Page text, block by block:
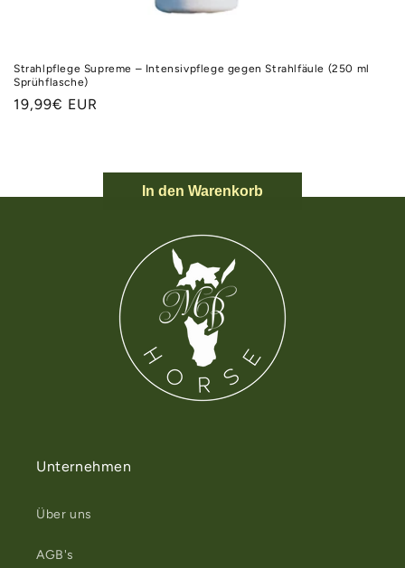
Strahlpflege Supreme – Intensivpflege gegen Strahlfäule (250 ml
Sprühflasche)
Normaler
19,99€ EUR
In den Warenkorb
Unternehmen
Über uns
AGB's